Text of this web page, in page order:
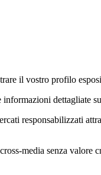
il vostro profilo
informazioni dettagliate
responsabilizzati
media senza valore